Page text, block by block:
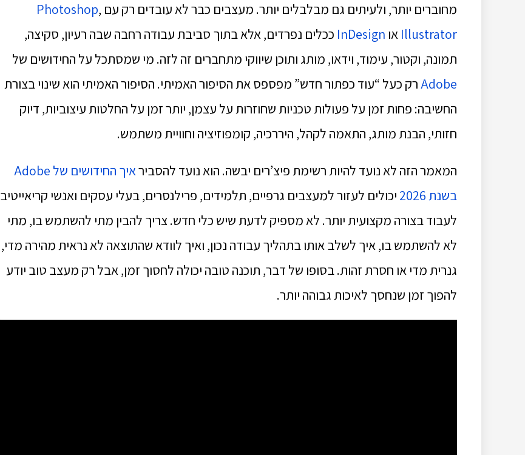
מחוברים יותר, ולעיתים גם מבלבלים יותר. מעצבים כבר לא עובדים רק עם Photoshop,
Illustrator או InDesign ככלים נפרדים, אלא בתוך סביבת עבודה רחבה שבה רעיון, סקיצה,
תמונה, וקטור, עימוד, וידאו, מותג ותוכן שיווקי מתחברים זה לזה. מי שמסתכל על החידושים של
Adobeרק כעל “עוד כפתור חדש” מפספס את הסיפור האמיתי. הסיפור האמיתי הוא שינוי בצורת
החשיבה: פחות זמן על פעולות טכניות שחוזרות על עצמן, יותר זמן על החלטות עיצוביות, דיוק
חזותי, הבנת מותג, התאמה לקהל, היררכיה, קומפוזיציה וחוויית משתמש.
המאמר הזה לא נועד להיות רשימת פיצ’רים יבשה. הוא נועד להסביר
איך החידושים של Adobe
בשנת 2026
יכולים לעזור למעצבים גרפיים, תלמידים, פרילנסרים, בעלי עסקים ואנשי קריאייטיב
לעבוד בצורה מקצועית יותר. לא מספיק לדעת שיש כלי חדש. צריך להבין מתי להשתמש בו, מתי
לא להשתמש בו, איך לשלב אותו בתהליך עבודה נכון, ואיך לוודא שהתוצאה לא נראית מהירה מדי,
גנרית מדי או חסרת זהות. בסופו של דבר, תוכנה טובה יכולה לחסוך זמן, אבל רק מעצב טוב יודע
להפוך זמן שנחסך לאיכות גבוהה יותר.